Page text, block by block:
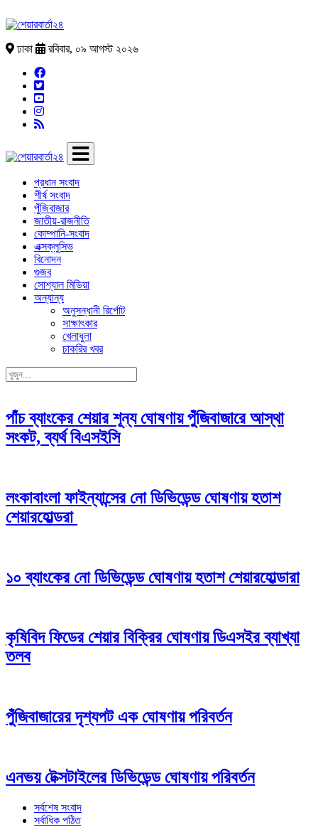
ঢাকা রবিবার, ০৯ আগস্ট ২০২৬
প্রধান সংবাদ
শীর্ষ সংবাদ
পুঁজিবাজার
জাতীয়-রাজনীতি
কোম্পানি-সংবাদ
এক্সক্লুসিভ
বিনোদন
গুজব
সোশ্যাল মিডিয়া
অন্যান্য
অনুসন্ধানী রির্পোট
সাক্ষাৎকার
খেলাধুলা
চাকরির খবর
পাঁচ ব্যাংকের শেয়ার শূন্য ঘোষণায় পুঁজিবাজারে আস্থা
সংকট, ব্যর্থ বিএসইসি
লংকাবাংলা ফাইন্যান্সের নো ডিভিডেন্ড ঘোষণায় হতাশ
শেয়ারহোল্ডরা
১০ ব্যাংকের নো ডিভিডেন্ড ঘোষণায় হতাশ শেয়ারহোল্ডারা
কৃষিবিদ ফিডের শেয়ার বিক্রির ঘোষণায় ডিএসইর ব্যাখ্যা
তলব
পুঁজিবাজারের দৃশ্যপট এক ঘোষণায় পরিবর্তন
এনভয় টেক্সটাইলের ডিভিডেন্ড ঘোষণায় পরিবর্তন
সর্বশেষ সংবাদ
সর্বাধিক পঠিত